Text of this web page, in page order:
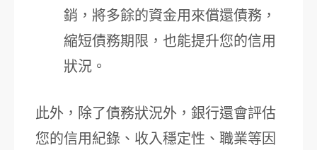
銷，將多餘的資金用來償還債務，
縮短債務期限，也能提升您的信用
狀況。
此外，除了債務狀況外，銀行還會評估
您的信用紀錄、收入穩定性、職業等因